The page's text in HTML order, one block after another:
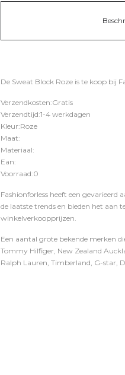
De Sweat Block Roze is te koop bij
Verzendkosten:Gratis
Verzendtijd:1-4 werkdagen
Kleur:Roze
Maat:
Materiaal:
Ean:
Voorraad:0
Fashionforless heeft een gevarieerd
de laatste trends en bieden het aan
winkelverkoopprijzen.
Een aantal grote bekende merken
Tommy Hilfiger, New Zealand
Ralph Lauren, Timberland, G-star,